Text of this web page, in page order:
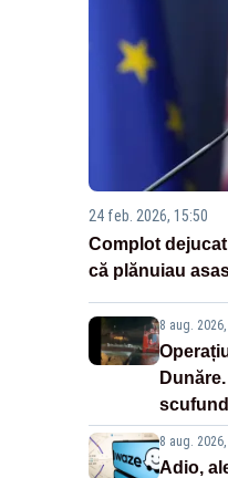
24 feb. 2026, 15:50
Complot
că plănuiau
8 aug.
8 aug. 2026,
Adio,